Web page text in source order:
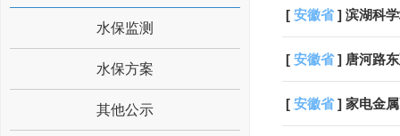
水保监测
水保方案
其他公示
[ 安徽省] 滨湖科
[ 安徽省] 唐河路
[ 安徽省] 家电金属